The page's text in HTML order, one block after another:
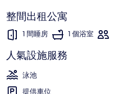
陽
台
相
片
集
整間出租公寓
1 間睡房 1 個浴室
人氣設施服務
泳池
提供車位